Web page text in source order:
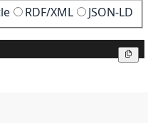
RDF/XML JSON-LD